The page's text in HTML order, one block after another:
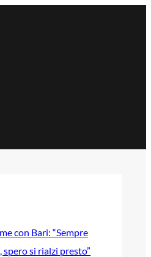
con Bari: “Sempre
spero si rialzi presto”